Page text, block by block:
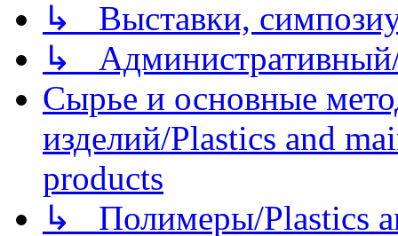
↳ Выставки,
↳
Сырье и основные
изделий/Plastics and
products
↳ Полимеры/Plastics